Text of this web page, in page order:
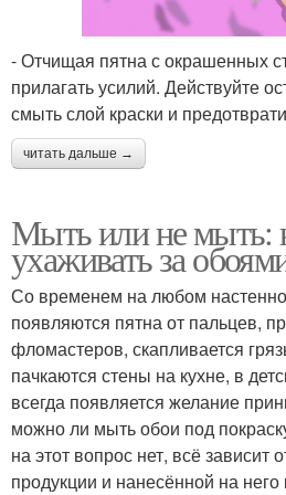
- Отчищая пятна с окрашенных
прилагать усилий. Действуйте
смыть слой краски и
читать дальше →
Мыть или не мыть:
ухаживать за
Со временем на любом
появляются пятна от пальцев,
фломастеров, скапливается
пачкаются стены на кухне, в
всегда появляется желание
можно ли мыть обои под
на этот вопрос нет, всё зависит
продукции и нанесённой на него